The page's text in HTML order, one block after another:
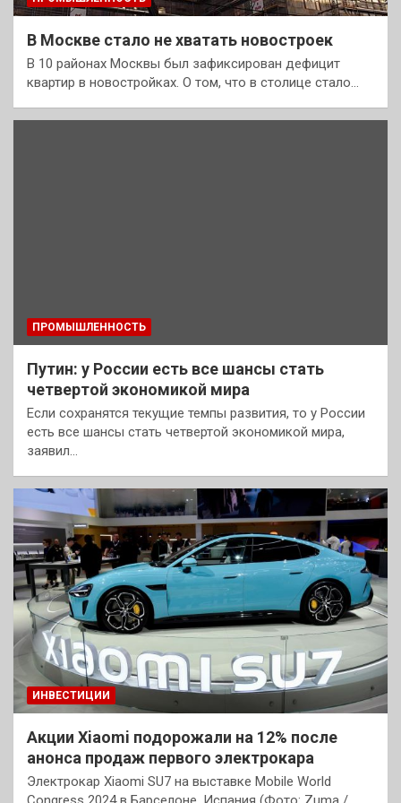
В Москве стало не хватать новостроек
В 10 районах Москвы был зафиксирован дефицит
квартир в новостройках. О том, что в столице стало…
ПРОМЫШЛЕННОСТЬ
Путин: у России есть все шансы стать
четвертой экономикой мира
Если сохранятся текущие темпы развития, то у России
есть все шансы стать четвертой экономикой мира,
заявил…
ИНВЕСТИЦИИ
Акции Xiaomi подорожали на 12% после
анонса продаж первого электрокара
Электрокар Xiaomi SU7 на выставке Mobile World